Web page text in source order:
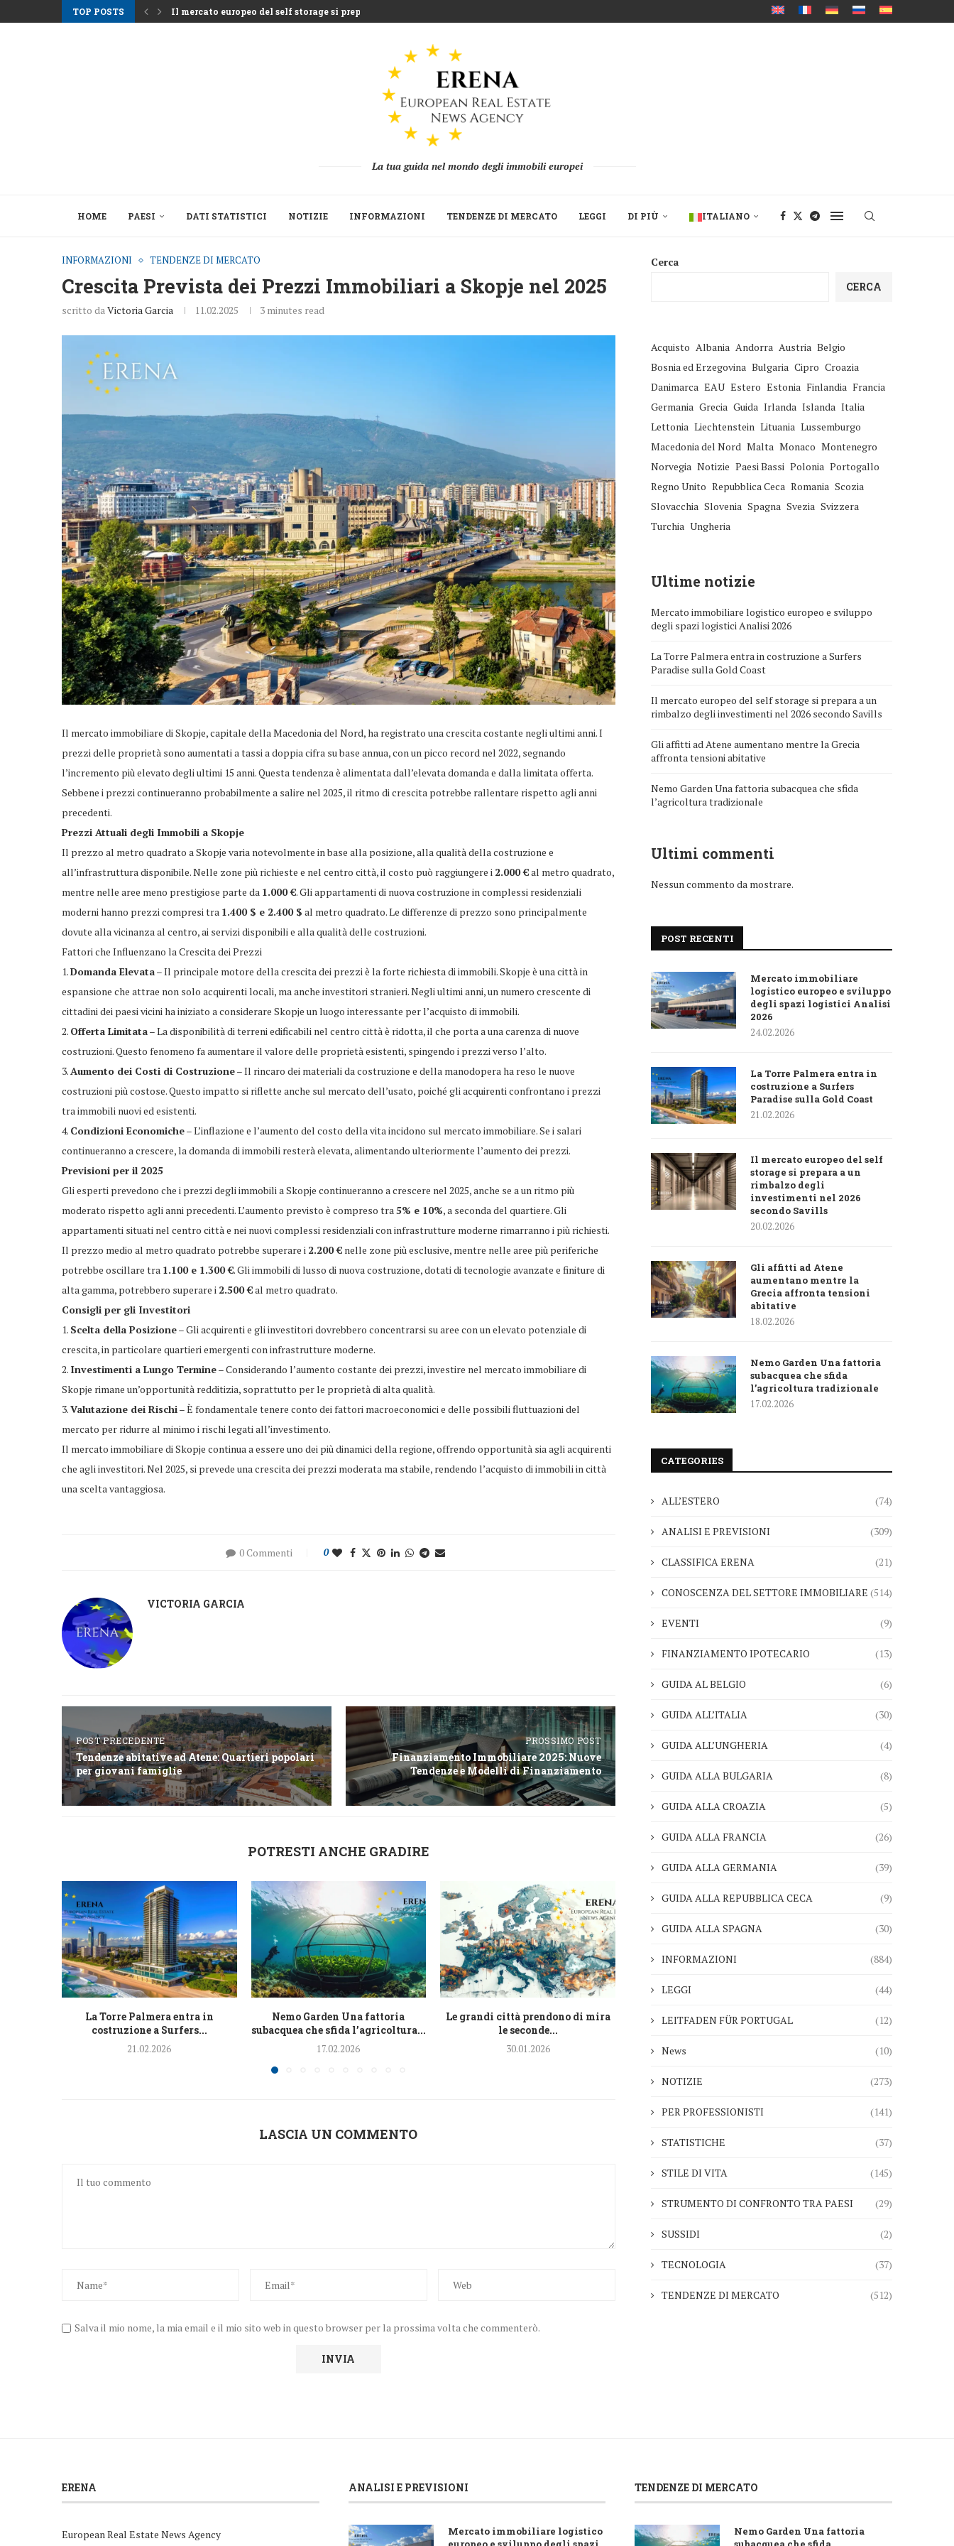
TOP POSTS
Il mercato europeo del self storage si prepara...
La tua guida nel mondo degli immobili europei
HOME PAESI DATI STATISTICI NOTIZIE INFORMAZIONI TENDENZE DI MERCATO LEGGI DI PIÙ ITALIANO
INFORMAZIONI TENDENZE DI MERCATO
Crescita Prevista dei Prezzi Immobiliari a Skopje nel 2025
scritto daVictoria Garcia 11.02.2025 3 minutes read
Il mercato immobiliare di Skopje, capitale della Macedonia del Nord, ha registrato una crescita costante negli ultimi anni. I
prezzi delle proprietà sono aumentati a tassi a doppia cifra su base annua, con un picco record nel 2022, segnando
l’incremento più elevato degli ultimi 15 anni. Questa tendenza è alimentata dall’elevata domanda e dalla limitata offerta.
Sebbene i prezzi continueranno probabilmente a salire nel 2025, il ritmo di crescita potrebbe rallentare rispetto agli anni
precedenti.
Prezzi Attuali degli Immobili a Skopje
Il prezzo al metro quadrato a Skopje varia notevolmente in base alla posizione, alla qualità della costruzione e
all’infrastruttura disponibile. Nelle zone più richieste e nel centro città, il costo può raggiungere i 2.000 €al metro quadrato,
mentre nelle aree meno prestigiose parte da 1.000 €. Gli appartamenti di nuova costruzione in complessi residenziali
moderni hanno prezzi compresi tra 1.400 $ e 2.400 $ al metro quadrato. Le differenze di prezzo sono principalmente
dovute alla vicinanza al centro, ai servizi disponibili e alla qualità delle costruzioni.
Fattori che Influenzano la Crescita dei Prezzi
1.Domanda Elevata– Il principale motore della crescita dei prezzi è la forte richiesta di immobili. Skopje è una città in
espansione che attrae non solo acquirenti locali, ma anche investitori stranieri. Negli ultimi anni, un numero crescente di
cittadini dei paesi vicini ha iniziato a considerare Skopje un luogo interessante per l’acquisto di immobili.
2. Offerta Limitata– La disponibilità di terreni edificabili nel centro città è ridotta, il che porta a una carenza di nuove
costruzioni. Questo fenomeno fa aumentare il valore delle proprietà esistenti, spingendo i prezzi verso l’alto.
3.Aumento dei Costi di Costruzione– Il rincaro dei materiali da costruzione e della manodopera ha reso le nuove
costruzioni più costose. Questo impatto si riflette anche sul mercato dell’usato, poiché gli acquirenti confrontano i prezzi
tra immobili nuovi ed esistenti.
4. Condizioni Economiche– L’inflazione e l’aumento del costo della vita incidono sul mercato immobiliare. Se i salari
continueranno a crescere, la domanda di immobili resterà elevata, alimentando ulteriormente l’aumento dei prezzi.
Previsioni per il 2025
Gli esperti prevedono che i prezzi degli immobili a Skopje continueranno a crescere nel 2025, anche se a un ritmo più
moderato rispetto agli anni precedenti. L’aumento previsto è compreso tra5% e 10%, a seconda del quartiere. Gli
appartamenti situati nel centro città e nei nuovi complessi residenziali con infrastrutture moderne rimarranno i più richiesti.
Il prezzo medio al metro quadrato potrebbe superare i 2.200 € nelle zone più esclusive, mentre nelle aree più periferiche
potrebbe oscillare tra 1.100 e 1.300 €. Gli immobili di lusso di nuova costruzione, dotati di tecnologie avanzate e finiture di
alta gamma, potrebbero superare i 2.500 €al metro quadrato.
Consigli per gli Investitori
1. Scelta della Posizione– Gli acquirenti e gli investitori dovrebbero concentrarsi su aree con un elevato potenziale di
crescita, in particolare quartieri emergenti con infrastrutture moderne.
2. Investimenti a Lungo Termine– Considerando l’aumento costante dei prezzi, investire nel mercato immobiliare di
Skopje rimane un’opportunità redditizia, soprattutto per le proprietà di alta qualità.
3.Valutazione dei Rischi– È fondamentale tenere conto dei fattori macroeconomici e delle possibili fluttuazioni del
mercato per ridurre al minimo i rischi legati all’investimento.
Il mercato immobiliare di Skopje continua a essere uno dei più dinamici della regione, offrendo opportunità sia agli acquirenti
che agli investitori. Nel 2025, si prevede una crescita dei prezzi moderata ma stabile, rendendo l’acquisto di immobili in città
una scelta vantaggiosa.
0 Commenti 0
VICTORIA GARCIA
POST PRECEDENTE
Tendenze abitative ad Atene: Quartieri popolari
per giovani famiglie
PROSSIMO POST
Finanziamento Immobiliare 2025: Nuove
Tendenze e Modelli di Finanziamento
POTRESTI ANCHE GRADIRE
La Torre Palmera entra in
costruzione a Surfers...
21.02.2026
Nemo Garden Una fattoria
subacquea che sfida l’agricoltura...
17.02.2026
Le grandi città prendono di mira
le seconde...
30.01.2026
Asset alberghieri dopo la stagione
Perché la Danimarca ha
Caraibi e...
22.01.2026
LASCIA UN COMMENTO
Salva il mio nome, la mia email e il mio sito web in questo browser per la prossima volta che commenterò.
Cerca
CERCA
Acquisto Albania Andorra Austria Belgio
Bosnia ed Erzegovina Bulgaria Cipro Croazia
Danimarca EAU Estero Estonia Finlandia Francia
Germania Grecia Guida Irlanda Islanda Italia
Lettonia Liechtenstein Lituania Lussemburgo
Macedonia del Nord Malta Monaco Montenegro
Norvegia Notizie Paesi Bassi Polonia Portogallo
Regno Unito Repubblica Ceca Romania Scozia
Slovacchia Slovenia Spagna Svezia Svizzera
Turchia Ungheria
Ultime notizie
Mercato immobiliare logistico europeo e sviluppo
degli spazi logistici Analisi 2026
La Torre Palmera entra in costruzione a Surfers
Paradise sulla Gold Coast
Il mercato europeo del self storage si prepara a un
rimbalzo degli investimenti nel 2026 secondo Savills
Gli affitti ad Atene aumentano mentre la Grecia
affronta tensioni abitative
Nemo Garden Una fattoria subacquea che sfida
l’agricoltura tradizionale
Ultimi commenti
Nessun commento da mostrare.
POST RECENTI
Mercato immobiliare
logistico europeo e sviluppo
degli spazi logistici Analisi
2026
24.02.2026
La Torre Palmera entra in
costruzione a Surfers
Paradise sulla Gold Coast
21.02.2026
Il mercato europeo del self
storage si prepara a un
rimbalzo degli
investimenti nel 2026
secondo Savills
20.02.2026
Gli affitti ad Atene
aumentano mentre la
Grecia affronta tensioni
abitative
18.02.2026
Nemo Garden Una fattoria
subacquea che sfida
l’agricoltura tradizionale
17.02.2026
CATEGORIES
ALL’ESTERO (74)
ANALISI E PREVISIONI (309)
CLASSIFICA ERENA (21)
CONOSCENZA DEL SETTORE IMMOBILIARE (514)
EVENTI (9)
FINANZIAMENTO IPOTECARIO (13)
GUIDA AL BELGIO (6)
GUIDA ALL’ITALIA (30)
GUIDA ALL’UNGHERIA (4)
GUIDA ALLA BULGARIA (8)
GUIDA ALLA CROAZIA (5)
GUIDA ALLA FRANCIA (26)
GUIDA ALLA GERMANIA (39)
GUIDA ALLA REPUBBLICA CECA (9)
GUIDA ALLA SPAGNA (30)
INFORMAZIONI (884)
LEGGI (44)
LEITFADEN FÜR PORTUGAL (12)
News (10)
NOTIZIE (273)
PER PROFESSIONISTI (141)
STATISTICHE (37)
STILE DI VITA (145)
STRUMENTO DI CONFRONTO TRA PAESI (29)
SUSSIDI (2)
TECNOLOGIA (37)
TENDENZE DI MERCATO (512)
ERENA
European Real Estate News Agency
ANALISI E PREVISIONI
Mercato immobiliare logistico
TENDENZE DI MERCATO
Nemo Garden Una fattoria